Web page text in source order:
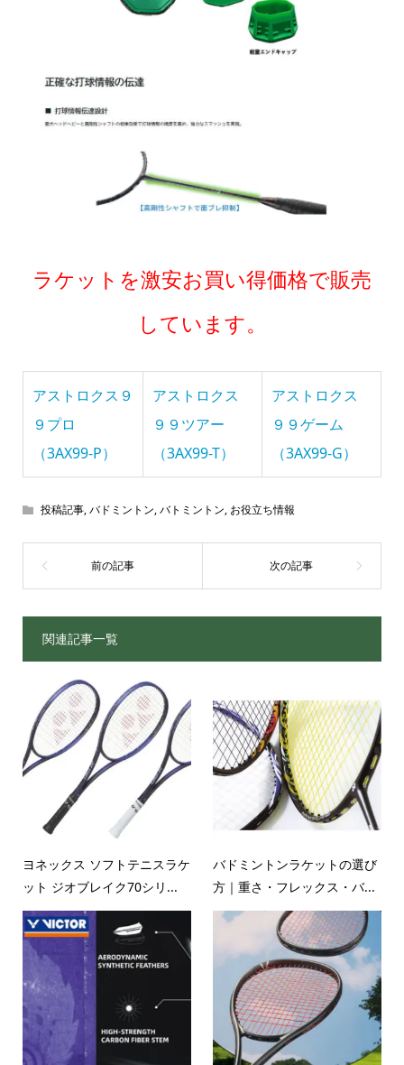
ラケットを激安お買い得価格で販売
しています。
アストロクス９
９プロ
（3AX99-P）
アストロクス
９９ツアー
（3AX99-T）
アストロクス
９９ゲーム
（3AX99-G）
投稿記事,バドミントン,バトミントン, お役立ち情報
関連記事一覧
ヨネックス ソフトテニスラケ
ット ジオブレイク70シリ...
バドミントンラケットの選び
方｜重さ・フレックス・バ...